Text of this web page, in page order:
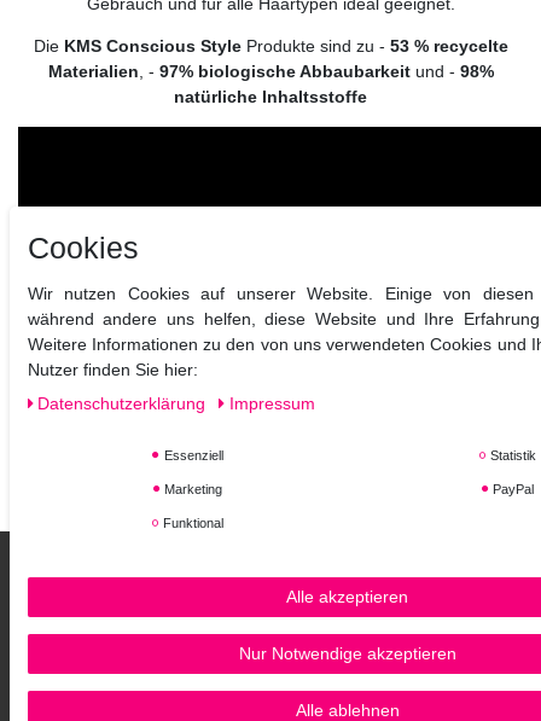
Gebrauch und für alle Haartypen ideal geeignet.
Die KMS Conscious StyleProdukte sind zu - 53 % recycelte
Materialien, - 97% biologische Abbaubarkeitund - 98%
natürliche Inhaltsstoffe
Cookies
Wir nutzen Cookies auf unserer Website. Einige von diesen
während andere uns helfen, diese Website und Ihre
Weitere Informationen zu den von uns verwendeten Cookies und
Nutzer finden Sie hier:
Daten­schutz­erklärung
Impressum
Essenziell Statistik
Marketing PayPal
Funktional
Alle akzeptieren
Nur Notwendige akzeptieren
Alle ablehnen